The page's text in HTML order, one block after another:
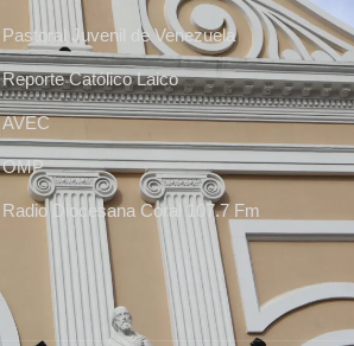
Pastoral Juvenil de Venezuela
Reporte Católico Laico
AVEC
OMP
Radio Diocesana Coral 107.7 Fm